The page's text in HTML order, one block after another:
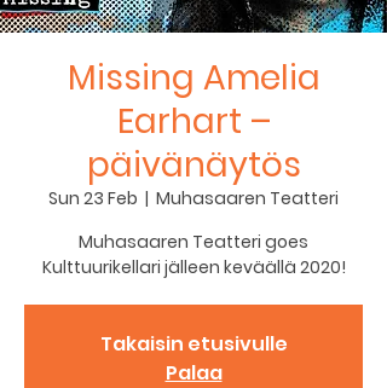
Missing Amelia
Earhart –
päivänäytös
Sun 23 Feb
  |
Muhasaaren Teatteri
Muhasaaren Teatteri goes
Kulttuurikellari jälleen keväällä 2020!
Takaisin etusivulle
Palaa